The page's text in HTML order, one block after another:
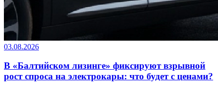
03.08.2026
В «Балтийском лизинге» фиксируют взрывной
рост спроса на электрокары: что будет с ценами?